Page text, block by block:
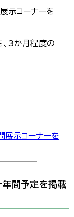
示コーナーを
3か月程度の
展示コーナーを
間予定を掲載